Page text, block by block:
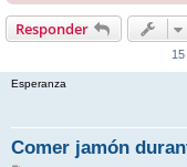
Responder
Esperanza
Comer jamón